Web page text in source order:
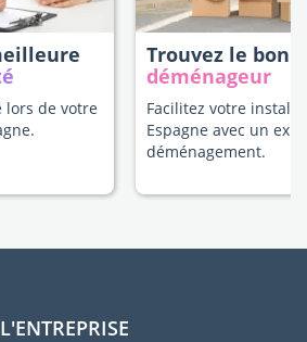
lors de votre
Trouvez le bon
déménageur
Facilitez votre
Espagne avec un
déménagement.
L'ENTREPRISE